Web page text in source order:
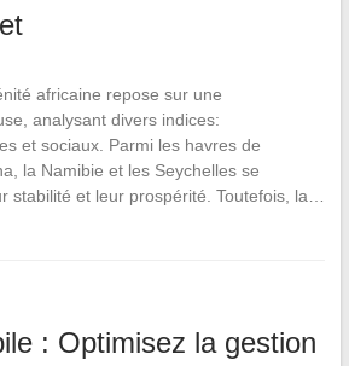
africaine repose sur une
analysant divers indices:
et sociaux. Parmi les havres de
la Namibie et les Seychelles se
stabilité et leur prospérité. Toutefois, la…
: Optimisez la gestion